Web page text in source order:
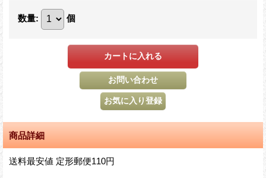
数量: 個
商品詳細
送料最安値 定形郵便110円